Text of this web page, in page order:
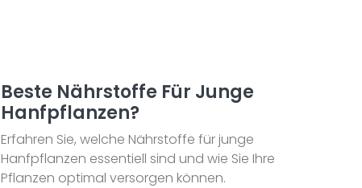
Beste Nährstoffe Für Junge
Hanfpflanzen?
Erfahren Sie, welche Nährstoffe für junge
Hanfpflanzen essentiell sind und wie Sie Ihre
Pflanzen optimal versorgen können.